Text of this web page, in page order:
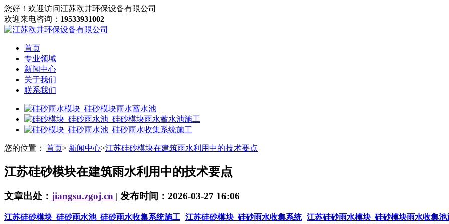
您好！欢迎访问江苏欧井环保设备有限公司
欢迎来电咨询： 19533931002
首页
专业领域
新闻中心
关于我们
联系我们
您的位置： 首页> 新闻中心>江苏硅砂模块在建筑雨水利用中的技术要点
江苏硅砂模块在建筑雨水利用中的技术要点
文章出处： jiangsu.zgoj.cn | 发布时间：2026-03-27 16:06
江苏硅砂模块_硅砂雨水池_硅砂雨水收集系统施工 江苏硅砂模块_硅砂雨水收集系统 江苏硅砂雨水模块_硅砂模块雨水收集池